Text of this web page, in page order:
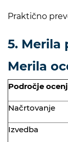
Praktično
5. Merila
Merila
Področje
Načrtovanje
Izvedba